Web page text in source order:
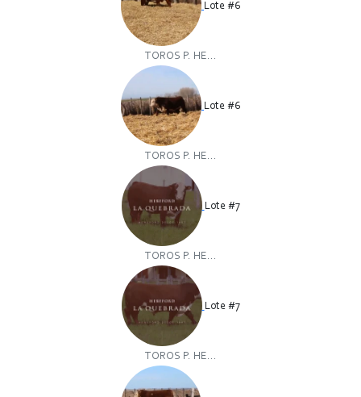
Lote #6
TOROS P. HE...
Lote #6
TOROS P. HE...
Lote #7
TOROS P. HE...
Lote #7
TOROS P. HE...